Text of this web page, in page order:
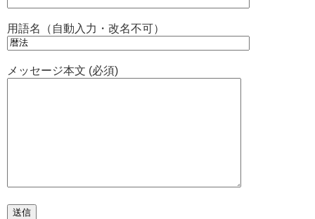
用語名（自動入力・改名不可）
メッセージ本文 (必須)